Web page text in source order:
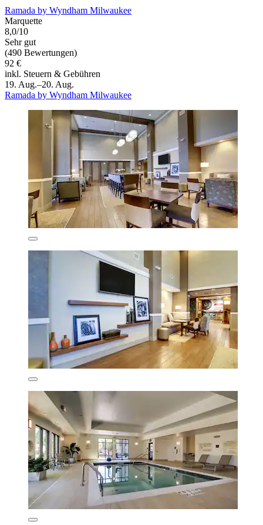
Ramada by Wyndham Milwaukee
Marquette
8,0/10
Sehr gut
(490 Bewertungen)
92 €
inkl. Steuern & Gebühren
19. Aug.–20. Aug.
Ramada by Wyndham Milwaukee